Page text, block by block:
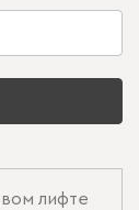
лифте